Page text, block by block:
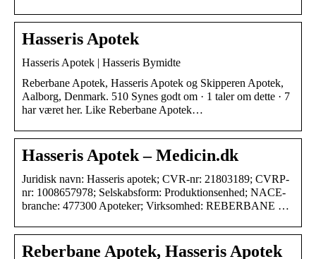
Hasseris Apotek
Hasseris Apotek | Hasseris Bymidte
Reberbane Apotek, Hasseris Apotek og Skipperen Apotek,
Aalborg, Denmark. 510 Synes godt om · 1 taler om dette · 7
har været her. Like Reberbane Apotek…
Hasseris Apotek – Medicin.dk
Juridisk navn: Hasseris apotek; CVR-nr: 21803189; CVRP-
nr: 1008657978; Selskabsform: Produktionsenhed; NACE-
branche: 477300 Apoteker; Virksomhed: REBERBANE …
Reberbane Apotek, Hasseris Apotek